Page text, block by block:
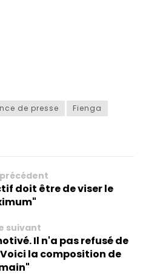
de presse
Fienga
doit être de viser le
suivant
Il n'a pas refusé de
la composition de